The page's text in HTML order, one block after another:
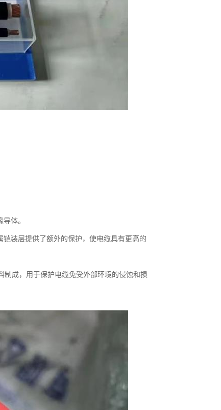
体。
装层提供了额外的保护，使电缆具有更高的
制成，用于保护电缆免受外部环境的侵蚀和损